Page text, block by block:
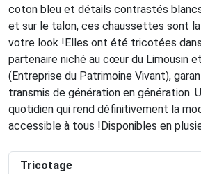
coton bleu et détails contrastés
et sur le talon, ces chaussettes sont
votre look !Elles ont été tricotées
partenaire niché au cœur du Limousin
(Entreprise du Patrimoine Vivant),
transmis de génération en génération.
quotidien qui rend définitivement la
accessible à tous !Disponibles en
Tricotage